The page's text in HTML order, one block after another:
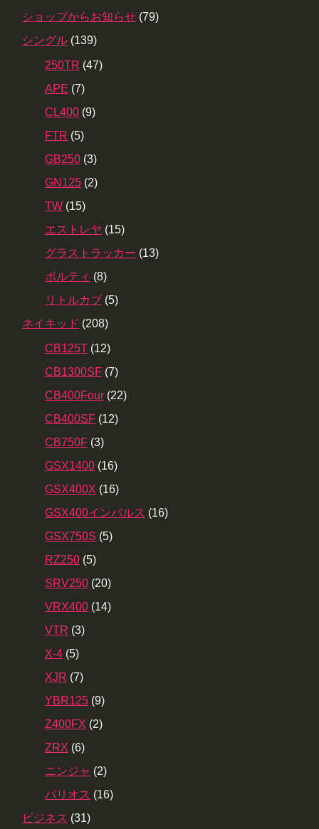
ショップからお知らせ (79)
シングル (139)
250TR (47)
APE (7)
CL400 (9)
FTR (5)
GB250 (3)
GN125 (2)
TW (15)
エストレヤ (15)
グラストラッカー (13)
ボルティ (8)
リトルカブ (5)
ネイキッド (208)
CB125T (12)
CB1300SF (7)
CB400Four (22)
CB400SF (12)
CB750F (3)
GSX1400 (16)
GSX400X (16)
GSX400インパルス (16)
GSX750S (5)
RZ250 (5)
SRV250 (20)
VRX400 (14)
VTR (3)
X-4 (5)
XJR (7)
YBR125 (9)
Z400FX (2)
ZRX (6)
ニンジャ (2)
バリオス (16)
ビジネス (31)